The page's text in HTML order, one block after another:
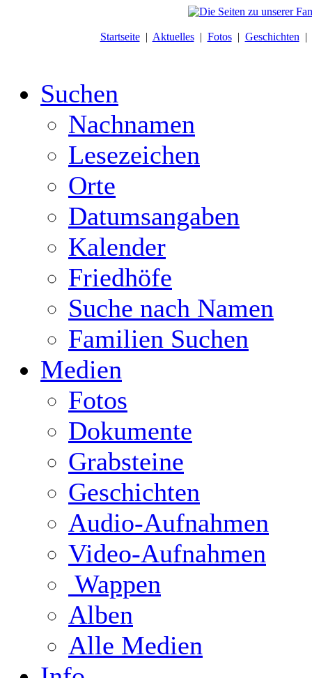
Startseite| Aktuelles| Fotos| Geschichten |
Suchen
Nachnamen
Lesezeichen
Orte
Datumsangaben
Kalender
Friedhöfe
Suche nach Namen
Familien Suchen
Medien
Fotos
Dokumente
Grabsteine
Geschichten
Audio-Aufnahmen
Video-Aufnahmen
Wappen
Alben
Alle Medien